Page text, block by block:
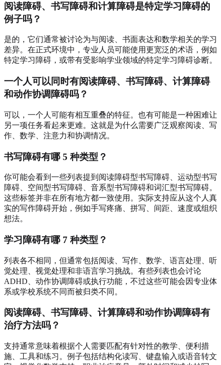
阅读障碍、书写障碍和计算障碍是特定学习障碍的
例子吗？
是的，它们通常被讨论为与阅读、书面表达和数学相关的学习
差异。在正式环境中，专业人员可能使用更宽泛的术语，例如
特定学习障碍，或带有受影响学业领域的特定学习障碍诊断。
一个人可以同时有阅读障碍、书写障碍、计算障碍
和动作协调障碍吗？
可以，一个人可能有相互重叠的特征。也有可能是一种困难让
另一项任务看起来更难。这就是为什么需要广泛观察阅读、写
作、数学、注意力和协调情况。
书写障碍有哪 5 种类型？
你可能会看到一些列表提到阅读障碍型书写障碍、运动型书写
障碍、空间型书写障碍、音系型书写障碍和词汇型书写障碍。
这些标签并非在所有地方都一致使用。实际支持应从这个人真
实的写作障碍开始，例如手写疼痛、拼写、间距、速度或组织
想法。
学习障碍有哪 7 种类型？
列表各不相同，但通常包括阅读、写作、数学、语言处理、听
觉处理、视觉处理和非语言学习挑战。有些列表也会讨论
ADHD、动作协调障碍或执行功能，不过这些可能会因专业体
系或学校系统不同而被归类不同。
阅读障碍、书写障碍、计算障碍和动作协调障碍有
治疗方法吗？
支持通常意味着根据个人需要匹配有针对性的教学、便利措
施、工具和练习。例子包括结构化读写、键盘输入或语音转文